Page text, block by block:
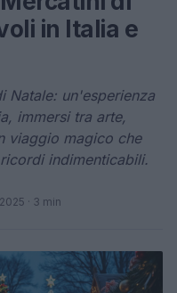
in Italia e
Natale: un'esperienza
immersi tra arte,
viaggio magico che
indimenticabili.
· 3 min